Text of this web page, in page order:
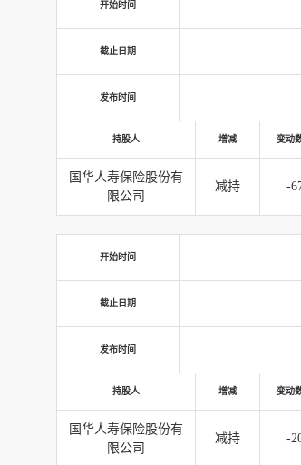
开始时间
截止日期
发布时间
持股人 增减 变动
国华人寿保险股份有
限公司
减持 -
开始时间
截止日期
发布时间
持股人 增减 变动
国华人寿保险股份有
限公司
减持 -